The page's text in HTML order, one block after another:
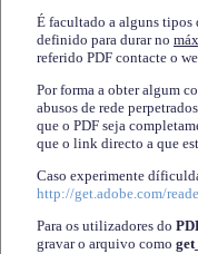
É facultado a alguns tipos
definido para durar no
referido PDF contacte o
Por forma a obter algum
abusos de rede
que o PDF seja
que o link directo a que
Caso experimente
http://get.adobe.com/
Para os utilizadores do
gravar o arquivo como